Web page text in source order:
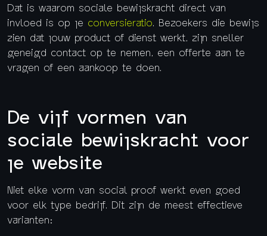
Dat is waarom sociale bewijskracht direct van
invloed is op je conversieratio . Bezoekers die bewijs
zien dat jouw product of dienst werkt, zijn sneller
geneigd contact op te nemen, een offerte aan te
vragen of een aankoop te doen.
De vijf vormen van
sociale bewijskracht voor
je website
Niet elke vorm van social proof werkt even goed
voor elk type bedrijf. Dit zijn de meest effectieve
varianten: